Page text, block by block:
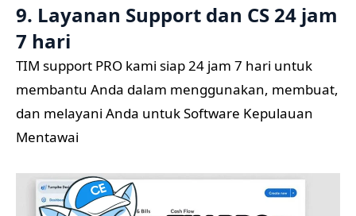
9. Layanan Support dan CS 24 jam
7 hari
TIM support PRO kami siap 24 jam 7 hari untuk
membantu Anda dalam menggunakan, membuat,
dan melayani Anda untuk Software Kepulauan
Mentawai